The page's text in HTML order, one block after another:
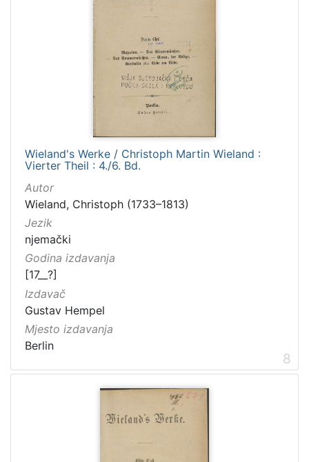
Wieland's Werke / Christoph Martin Wieland :
Vierter Theil : 4./6. Bd.
Autor
Wieland, Christoph (1733–1813)
Jezik
njemački
Godina izdavanja
[17__?]
Izdavač
Gustav Hempel
Mjesto izdavanja
Berlin
8